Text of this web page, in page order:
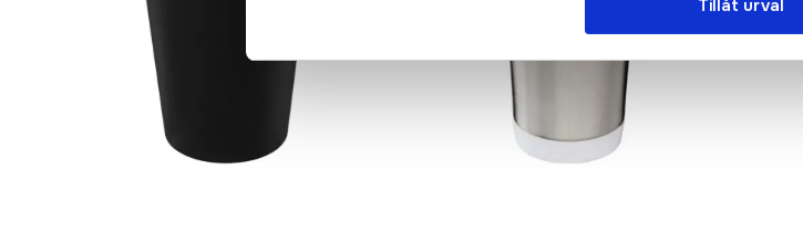
Tillåt urval